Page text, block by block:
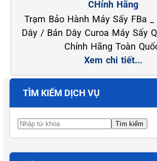
CHính Hãng
Trạm Bảo Hành Máy Sấy FBa
Dây / Bán Dây Curoa Máy Sấy
Chính Hãng Toàn
Xem chi tiết...
TÌM KIẾM DỊCH VỤ